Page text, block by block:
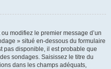
modifiez le premier message d’un
» situé en-dessous du formulaire
pas disponible, il est probable que
sondages. Saisissez le titre du
dans les champs adéquats,